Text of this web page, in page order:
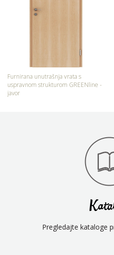
Furnirana unutrašnja vrata s
uspravnom strukturom GREENline -
javor
Pregledajte kataloge